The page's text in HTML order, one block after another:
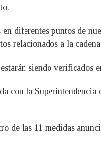
diferentes puntos de
relacionados a la
siendo verificados
con la
de las 11 medidas